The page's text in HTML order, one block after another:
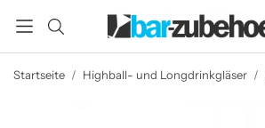
Startseite / Highball- und Longdrinkgläser /